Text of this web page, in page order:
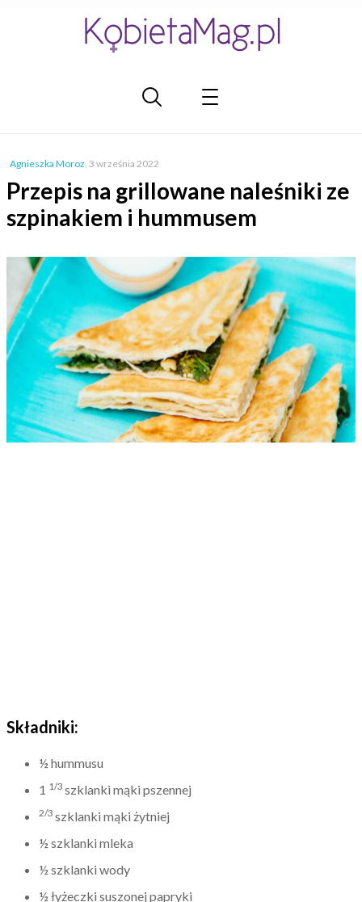
Agnieszka Moroz, 3 września 2022
Przepis na grillowane naleśniki ze
szpinakiem i hummusem
Składniki:
½ hummusu
1 1/3 szklanki mąki pszennej
2/3 szklanki mąki żytniej
½ szklanki mleka
½ szklanki wody
½ łyżeczki suszonej papryki